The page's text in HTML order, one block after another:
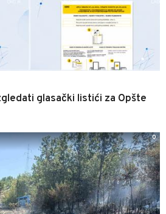
glasački listići za Opšte
0